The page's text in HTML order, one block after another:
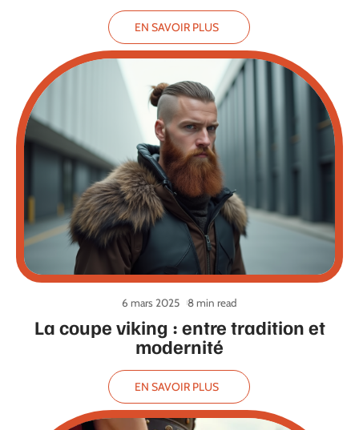
EN SAVOIR PLUS
La coupe viking : entre tradition et
modernité
6 mars 2025 8 min read
EN SAVOIR PLUS